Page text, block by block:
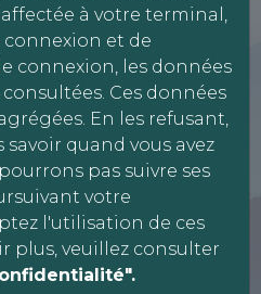
à votre terminal,
connexion et de
connexion, les données
Ces données
En les refusant,
quand vous avez
pas suivre ses
votre
l'utilisation de ces
plus, veuillez consulter
Légers
quads, voiturettes...
au moins 10
de contrôle.
le certificat
du véhicule.